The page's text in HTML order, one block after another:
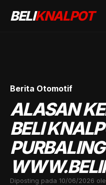
BELIKNALPOT
Berita Otomotif
ALASAN
BELI
Diposting pada 10/06/2026